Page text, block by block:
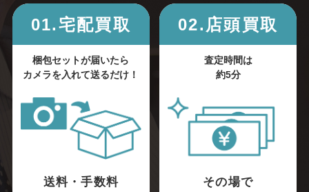
01.宅配買取
梱包セットが届いたら
カメラを入れて送るだけ！
送料・手数料
02.店頭買取
査定時間は
約5分
その場で